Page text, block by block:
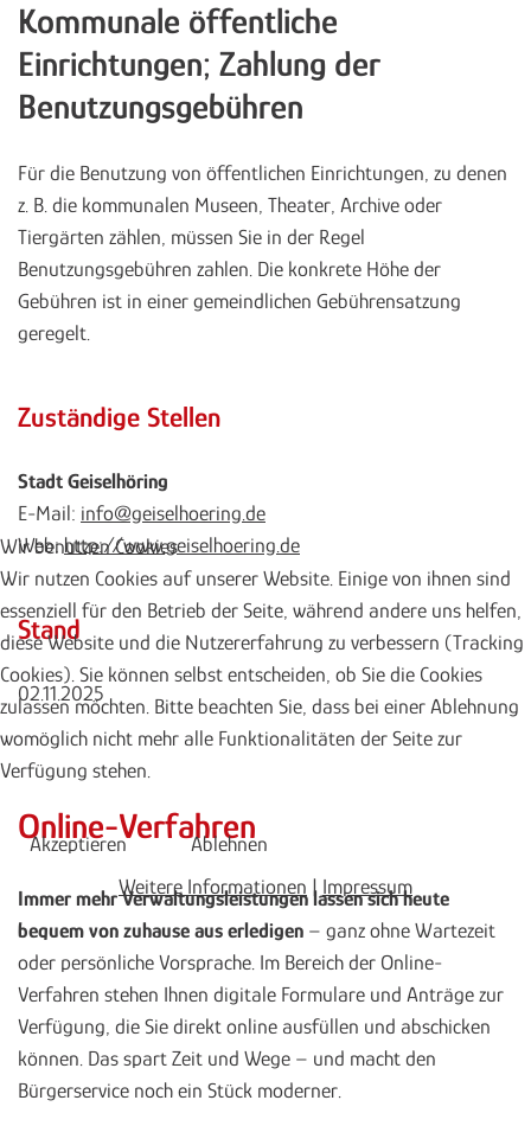
Kommunale öffentliche
Einrichtungen; Zahlung der
Benutzungsgebühren
Für die Benutzung von öffentlichen Einrichtungen, zu denen
z. B. die kommunalen Museen, Theater, Archive oder
Tiergärten zählen, müssen Sie in der Regel
Benutzungsgebühren zahlen. Die konkrete Höhe der
Gebühren ist in einer gemeindlichen Gebührensatzung
geregelt.
Zuständige Stellen
Stadt Geiselhöring
E-Mail: info@geiselhoering.de
Web:http://www.geiselhoering.de
Stand
02.11.2025
Online-Verfahren
Immer mehr Verwaltungsleistungen lassen sich heute
bequem von zuhause aus erledigen – ganz ohne Wartezeit
oder persönliche Vorsprache. Im Bereich der Online-
Verfahren stehen Ihnen digitale Formulare und Anträge zur
Verfügung, die Sie direkt online ausfüllen und abschicken
können. Das spart Zeit und Wege – und macht den
Bürgerservice noch ein Stück moderner.
Wir benutzen Cookies
Wir nutzen Cookies auf unserer Website. Einige von ihnen sind
essenziell für den Betrieb der Seite, während andere uns helfen,
diese Website und die Nutzererfahrung zu verbessern (Tracking
Cookies). Sie können selbst entscheiden, ob Sie die Cookies
zulassen möchten. Bitte beachten Sie, dass bei einer Ablehnung
womöglich nicht mehr alle Funktionalitäten der Seite zur
Verfügung stehen.
Akzeptieren
Ablehnen
Weitere Informationen | Impressum